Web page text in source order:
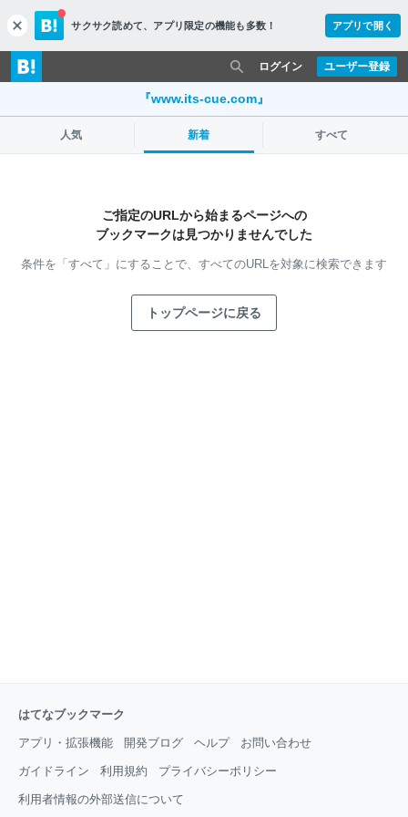
c
l
o
s
サクサク読めて、 アプリ限定の機能も多数！ アプリで開く
ユーザー登録
ログイン
『www.its-cue.com』
人気 新着 すべて
ご指定のURLから始まるページへの
ブックマークは見つかりませんでした
条件を「すべて」にすることで、 すべてのURLを対象に検索できます
トップページに戻る
はてなブックマーク
アプリ・拡張機能 開発ブログ ヘルプ お問い合わせ
ガイドライン 利用規約 プライバシーポリシー
利用者情報の外部送信について